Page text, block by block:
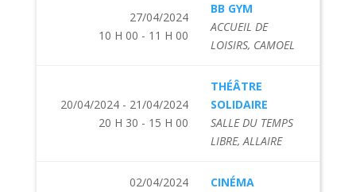
27/04/2024
10 H 00 - 11 H 00
BB GYM
ACCUEIL DE
LOISIRS, CAMOEL
20/04/2024 - 21/04/2024
20 H 30 - 15 H 00
THÉÂTRE
SOLIDAIRE
SALLE DU TEMPS
LIBRE, ALLAIRE
02/04/2024
CINÉMA